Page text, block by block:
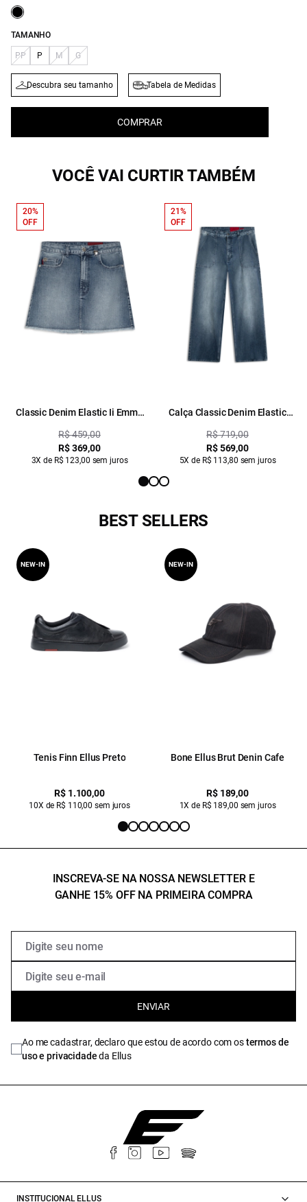
TAMANHO
PP P M G
Descubra seu tamanho Tabela de Medidas
COMPRAR
VOCÊ VAI CURTIR TAMBÉM
Classic Denim Elastic Ii Emma
R$ 459,00
R$ 369,00
3X de R$ 123,00 sem juros
20%
OFF
Calça Classic Denim Elastic
Used
R$ 719,00
R$ 569,00
5X de R$ 113,80 sem juros
21%
OFF
BEST SELLERS
Tenis Finn Ellus Preto
R$ 1.100,00
10X de R$ 110,00 sem juros
NEW-IN
Bone Ellus Brut Denin Cafe
R$ 189,00
1X de R$ 189,00 sem juros
NEW-IN
INSCREVA-SE NA NOSSA NEWSLETTER E
GANHE 15% OFF NA PRIMEIRA COMPRA
ENVIAR
Ao me cadastrar, declaro que estou de acordo com ostermos de
uso e privacidadeda Ellus
INSTITUCIONAL ELLUS